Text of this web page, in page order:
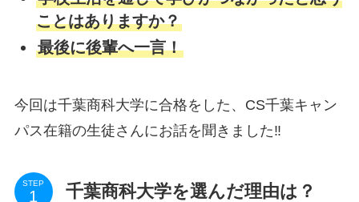
ことはありますか？
最後に後輩へ一言！
今回は千葉商科大学に合格をした、CS千葉キャン
パス在籍の生徒さんにお話を聞きました‼
STEP 千葉商科大学を選んだ理由は？